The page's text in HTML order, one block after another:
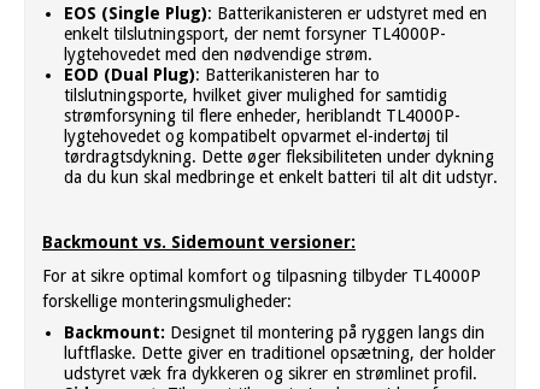
EOS (Single Plug): Batterikanisteren er udstyret med en
enkelt tilslutningsport, der nemt forsyner TL4000P-
lygtehovedet med den nødvendige strøm.
EOD (Dual Plug): Batterikanisteren har to
tilslutningsporte, hvilket giver mulighed for samtidig
strømforsyning til flere enheder, heriblandt TL4000P-
lygtehovedet og kompatibelt opvarmet el-indertøj til
tørdragtsdykning. Dette øger fleksibiliteten under dykning
da du kun skal medbringe et enkelt batteri til alt dit udstyr.
Backmount vs. Sidemount versioner:
For at sikre optimal komfort og tilpasning tilbyder TL4000P
forskellige monteringsmuligheder:
Backmount: Designet til montering på ryggen langs din
luftflaske. Dette giver en traditionel opsætning, der holder
udstyret væk fra dykkeren og sikrer en strømlinet profil.